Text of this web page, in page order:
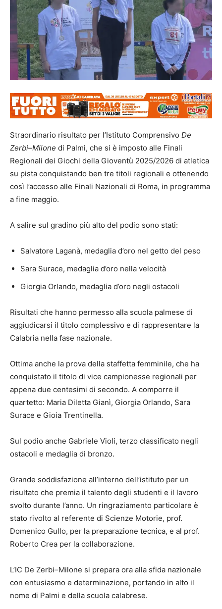
Straordinario risultato per l’Istituto Comprensivo De
Zerbi–Milone di Palmi, che si è imposto alle Finali
Regionali dei Giochi della Gioventù 2025/2026 di atletica
su pista conquistando ben tre titoli regionali e ottenendo
così l’accesso alle Finali Nazionali di Roma, in programma
a fine maggio.
A salire sul gradino più alto del podio sono stati:
Salvatore Laganà, medaglia d’oro nel getto del peso
Sara Surace, medaglia d’oro nella velocità
Giorgia Orlando, medaglia d’oro negli ostacoli
Risultati che hanno permesso alla scuola palmese di
aggiudicarsi il titolo complessivo e di rappresentare la
Calabria nella fase nazionale.
Ottima anche la prova della staffetta femminile, che ha
conquistato il titolo di vice campionesse regionali per
appena due centesimi di secondo. A comporre il
quartetto: Maria Diletta Gianì, Giorgia Orlando, Sara
Surace e Gioia Trentinella.
Sul podio anche Gabriele Violi, terzo classificato negli
ostacoli e medaglia di bronzo.
Grande soddisfazione all’interno dell’istituto per un
risultato che premia il talento degli studenti e il lavoro
svolto durante l’anno. Un ringraziamento particolare è
stato rivolto al referente di Scienze Motorie, prof.
Domenico Gullo, per la preparazione tecnica, e al prof.
Roberto Crea per la collaborazione.
L’IC De Zerbi–Milone si prepara ora alla sfida nazionale
con entusiasmo e determinazione, portando in alto il
nome di Palmi e della scuola calabrese.